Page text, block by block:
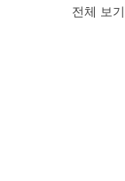
전체 보기